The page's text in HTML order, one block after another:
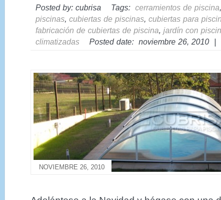
Posted by: cubrisa Tags: cerramientos de piscina
piscinas, cubiertas de piscinas, cubiertas para
fabricación de cubiertas de piscina, jardín con
climatizadas Posted date: noviembre 26, 2010 |
NOVIEMBRE 26, 2010